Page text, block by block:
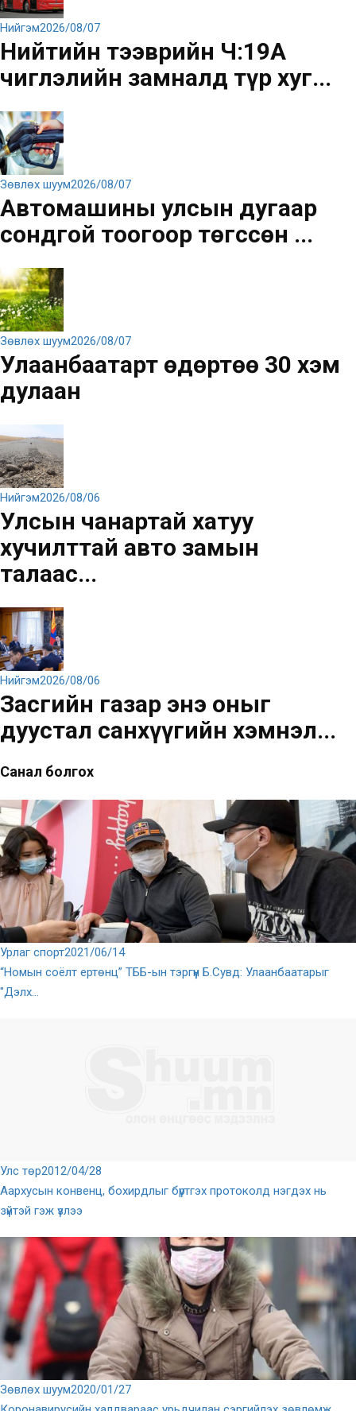
Нийгэм2026/08/07
Нийтийн тээврийн Ч:19А
чиглэлийн замналд түр хуг...
Зөвлөх шуум2026/08/07
Автомашины улсын дугаар
сондгой тоогоор төгссөн ...
Зөвлөх шуум2026/08/07
Улаанбаатарт өдөртөө 30 хэм
дулаан
Нийгэм2026/08/06
Улсын чанартай хатуу
хучилттай авто замын
талаас...
Нийгэм2026/08/06
Засгийн газар энэ оныг
дуустал санхүүгийн хэмнэл...
Санал болгох
Урлаг спорт2021/06/14
“Номын соёлт ертөнц” ТББ-ын тэргүүн Б.Сувд: Улаанбаатарыг
"Дэлх...
Улс төр2012/04/28
Аархусын конвенц, бохирдлыг бүртгэх протоколд нэгдэх нь
зүйтэй гэж үзлээ
Зөвлөх шуум2020/01/27